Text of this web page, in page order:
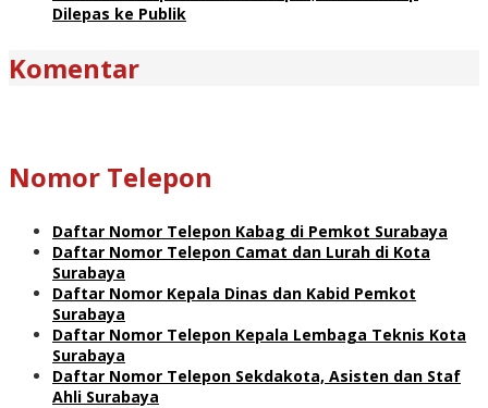
Dilepas ke Publik
Komentar
Nomor Telepon
Daftar Nomor Telepon Kabag di Pemkot Surabaya
Daftar Nomor Telepon Camat dan Lurah di Kota
Surabaya
Daftar Nomor Kepala Dinas dan Kabid Pemkot
Surabaya
Daftar Nomor Telepon Kepala Lembaga Teknis Kota
Surabaya
Daftar Nomor Telepon Sekdakota, Asisten dan Staf
Ahli Surabaya